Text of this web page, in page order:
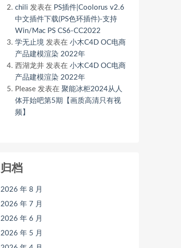
chili 发表在 PS插件|Coolorus v2.6
中文插件下载(PS色环插件)-支持
Win/Mac PS CS6-CC2022
学无止境 发表在 小木C4D OC电商
产品建模渲染 2022年
西湖龙井 发表在 小木C4D OC电商
产品建模渲染 2022年
Please 发表在 聚能冰柜2024从人
体开始吧第5期【画质高清只有视
频】
归档
2026 年 8 月
2026 年 7 月
2026 年 6 月
2026 年 5 月